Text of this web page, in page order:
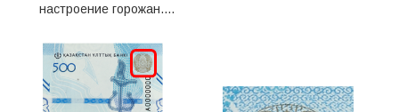
настроение горожан....